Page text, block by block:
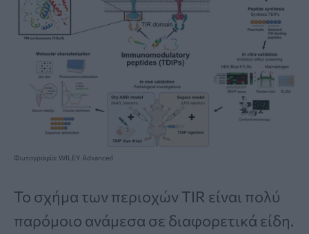
Φωτογραφία: WILEY Advanced
Το σχήμα των περιοχών TIR είναι πολύ
παρόμοιο ανάμεσα σε διαφορετικά είδη.